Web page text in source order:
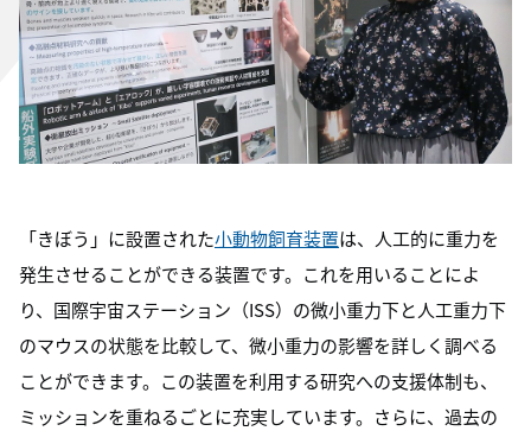
「きぼう」に設置された小動物飼育装置は、人工的に重力を
発生させることができる装置です。これを用いることによ
り、国際宇宙ステーション（ISS）の微小重力下と人工重力下
のマウスの状態を比較して、微小重力の影響を詳しく調べる
ことができます。この装置を利用する研究への支援体制も、
ミッションを重ねるごとに充実しています。さらに、過去の